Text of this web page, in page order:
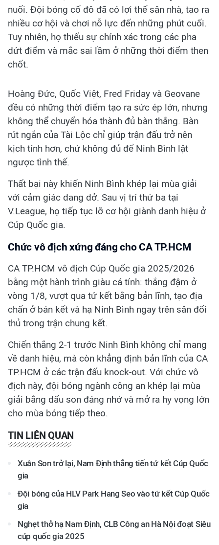
nuối. Đội bóng cố đô đã có lợi thế sân nhà, tạo ra
nhiều cơ hội và chơi nỗ lực đến những phút cuối.
Tuy nhiên, họ thiếu sự chính xác trong các pha
dứt điểm và mắc sai lầm ở những thời điểm then
chốt.
Hoàng Đức, Quốc Việt, Fred Friday và Geovane
đều có những thời điểm tạo ra sức ép lớn, nhưng
không thể chuyển hóa thành đủ bàn thắng. Bàn
rút ngắn của Tài Lộc chỉ giúp trận đấu trở nên
kịch tính hơn, chứ không đủ để Ninh Bình lật
ngược tình thế.
Thất bại này khiến Ninh Bình khép lại mùa giải
với cảm giác dang dở. Sau vị trí thứ ba tại
V.League, họ tiếp tục lỡ cơ hội giành danh hiệu ở
Cúp Quốc gia.
Chức vô địch xứng đáng cho CA TP.HCM
CA TP.HCM vô địch Cúp Quốc gia 2025/2026
bằng một hành trình giàu cá tính: thắng đậm ở
vòng 1/8, vượt qua tứ kết bằng bản lĩnh, tạo địa
chấn ở bán kết và hạ Ninh Bình ngay trên sân đối
thủ trong trận chung kết.
Chiến thắng 2-1 trước Ninh Bình không chỉ mang
về danh hiệu, mà còn khẳng định bản lĩnh của CA
TP.HCM ở các trận đấu knock-out. Với chức vô
địch này, đội bóng ngành công an khép lại mùa
giải bằng dấu son đáng nhớ và mở ra hy vọng lớn
cho mùa bóng tiếp theo.
TIN LIÊN QUAN
Xuân Son trở lại, Nam Định thẳng tiến tứ kết Cúp Quốc
gia
Đội bóng của HLV Park Hang Seo vào tứ kết Cúp Quốc
gia
Nghẹt thở hạ Nam Định, CLB Công an Hà Nội đoạt Siêu
cúp quốc gia 2025